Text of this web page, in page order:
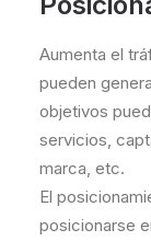
Aumenta el
pueden
objetivos
servicios,
marca, etc.
El
posicionarse